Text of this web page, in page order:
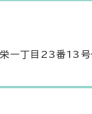
栄一丁目23番13